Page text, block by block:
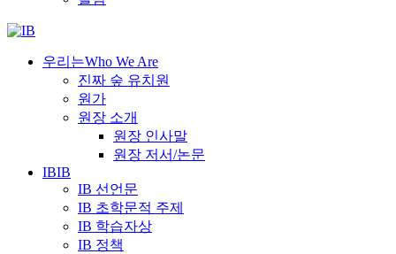
우리는Who We Are
진짜 숲 유치원
원가
원장 소개
원장 인사말
원장 저서/논문
IBIB
IB 선언문
IB 초학문적 주제
IB 학습자상
IB 정책